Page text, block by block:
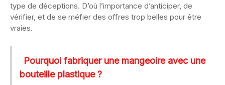
type de déceptions. D’où l’importance d’anticiper, de
vérifier, et de se méfier des offres trop belles pour être
vraies.
Pourquoi fabriquer une mangeoire avec une
bouteille plastique ?